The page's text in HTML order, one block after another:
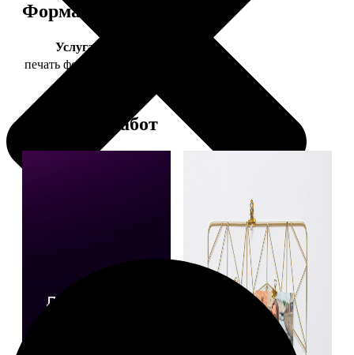
Форматы и цены
Услуга
печать фото 30х40
Примеры работ